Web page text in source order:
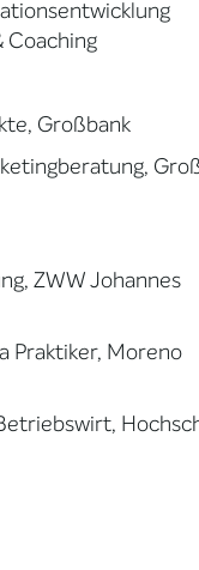
Großbank
ZWW Johannes
Praktiker, Moreno
Betriebswirt,